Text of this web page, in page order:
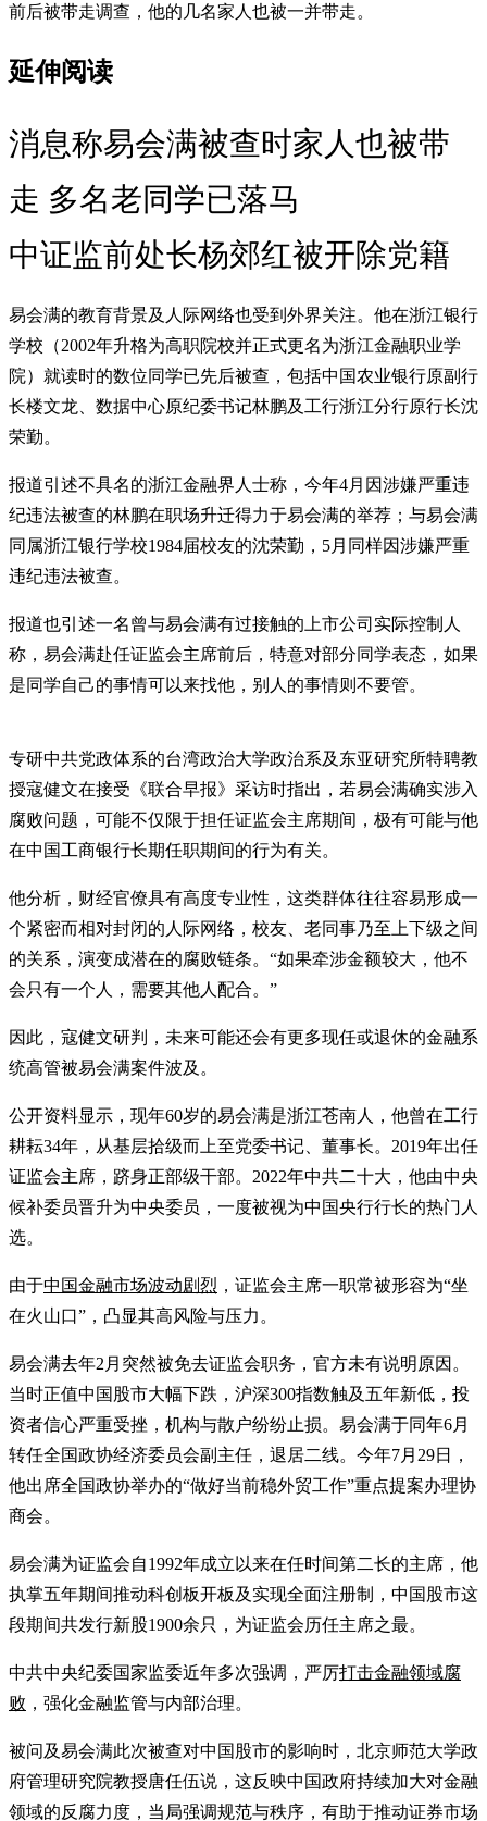
前后被带走调查，他的几名家人也被一并带走。
延伸阅读
消息称易会满被查时家人也被带
走 多名老同学已落马
中证监前处长杨郊红被开除党籍
易会满的教育背景及人际网络也受到外界关注。他在浙江银行
学校（2002年升格为高职院校并正式更名为浙江金融职业学
院）就读时的数位同学已先后被查，包括中国农业银行原副行
长楼文龙、数据中心原纪委书记林鹏及工行浙江分行原行长沈
荣勤。
报道引述不具名的浙江金融界人士称，今年4月因涉嫌严重违
纪违法被查的林鹏在职场升迁得力于易会满的举荐；与易会满
同属浙江银行学校1984届校友的沈荣勤，5月同样因涉嫌严重
违纪违法被查。
报道也引述一名曾与易会满有过接触的上市公司实际控制人
称，易会满赴任证监会主席前后，特意对部分同学表态，如果
是同学自己的事情可以来找他，别人的事情则不要管。
专研中共党政体系的台湾政治大学政治系及东亚研究所特聘教
授寇健文在接受《联合早报》采访时指出，若易会满确实涉入
腐败问题，可能不仅限于担任证监会主席期间，极有可能与他
在中国工商银行长期任职期间的行为有关。
他分析，财经官僚具有高度专业性，这类群体往往容易形成一
个紧密而相对封闭的人际网络，校友、老同事乃至上下级之间
的关系，演变成潜在的腐败链条。“如果牵涉金额较大，他不
会只有一个人，需要其他人配合。”
因此，寇健文研判，未来可能还会有更多现任或退休的金融系
统高管被易会满案件波及。
公开资料显示，现年60岁的易会满是浙江苍南人，他曾在工行
耕耘34年，从基层拾级而上至党委书记、董事长。2019年出任
证监会主席，跻身正部级干部。2022年中共二十大，他由中央
候补委员晋升为中央委员，一度被视为中国央行行长的热门人
选。
由于中国金融市场波动剧烈 ，证监会主席一职常被形容为“坐
在火山口”，凸显其高风险与压力。
易会满去年2月突然被免去证监会职务，官方未有说明原因。
当时正值中国股市大幅下跌，沪深300指数触及五年新低，投
资者信心严重受挫，机构与散户纷纷止损。易会满于同年6月
转任全国政协经济委员会副主任，退居二线。今年7月29日，
他出席全国政协举办的“做好当前稳外贸工作”重点提案办理协
商会。
易会满为证监会自1992年成立以来在任时间第二长的主席，他
执掌五年期间推动科创板开板及实现全面注册制，中国股市这
段期间共发行新股1900余只，为证监会历任主席之最。
中共中央纪委国家监委近年多次强调，严厉打击金融领域腐
败 ，强化金融监管与内部治理。
被问及易会满此次被查对中国股市的影响时，北京师范大学政
府管理研究院教授唐任伍说，这反映中国政府持续加大对金融
领域的反腐力度，当局强调规范与秩序，有助于推动证券市场